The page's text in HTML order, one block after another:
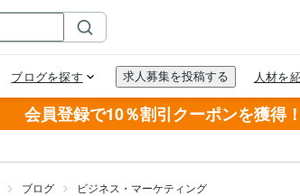
会員登録で10％割引クーポンを獲得！
ブログ ビジネス・マーケティング